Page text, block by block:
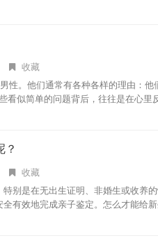
收藏
性。他们通常有各种各样的理由：
看似简单的问题背后，往往是在心
？
收藏
别是在无出生证明、非婚生或收养
有效地完成亲子鉴定。怎么才能给